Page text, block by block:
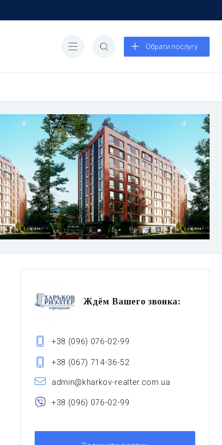
Обрати послугу
Ждём Вашего звонка:
+38 (096) 076-02-99
+38 (067) 714-36-52
admin@kharkov-realter.com.ua
+38 (096) 076-02-99